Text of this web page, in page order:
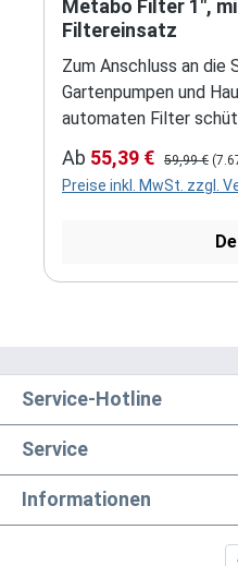
Metabo Filter 1",
Filtereinsatz
Zum Anschluss an die
Gartenpumpen und
automaten Filter
Beregnungsanlagen
Sand und
aus schlagfestem
Temperaturbeständig
Filter, bedingt durch
Verkaufspreis:
Ab 55,39 € Regulärer
59,99 €
Preise inkl. MwSt. zzgl.
Service-Hotline
Service
Informationen